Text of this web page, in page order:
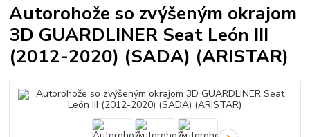
Autorohože so zvýšeným okrajom
3D GUARDLINER Seat León III
(2012-2020) (SADA) (ARISTAR)